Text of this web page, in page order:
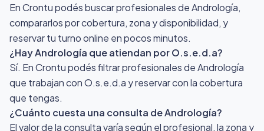
En Crontu podés buscar profesionales de Andrología,
compararlos por cobertura, zona y disponibilidad, y
reservar tu turno online en pocos minutos.
¿Hay Andrología que atiendan por O.s.e.d.a?
Sí. En Crontu podés filtrar profesionales de Andrología
que trabajan con O.s.e.d.a y reservar con la cobertura
que tengas.
¿Cuánto cuesta una consulta de Andrología?
El valor de la consulta varía según el profesional, la zona y